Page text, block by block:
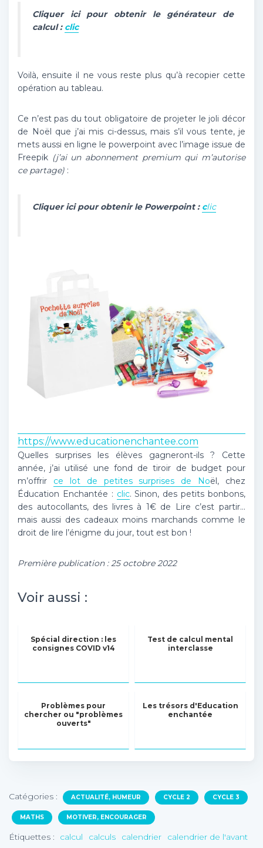
Cliquer ici pour obtenir le générateur de
calcul : clic
Voilà, ensuite il ne vous reste plus qu’à recopier cette
opération au tableau.
Ce n’est pas du tout obligatoire de projeter le joli décor
de Noël que j’ai mis ci-dessus, mais s’il vous tente, je
mets aussi en ligne le powerpoint avec l’image issue de
Freepik (j’ai un abonnement premium qui m’autorise
ce partage) :
Cliquer ici pour obtenir le Powerpoint : clic
https://www.educationenchantee.com
Quelles surprises les élèves gagneront-ils ? Cette
année, j’ai utilisé une fond de tiroir de budget pour
m’offrir ce lot de petites surprises de Noël, chez
Éducation Enchantée : clic. Sinon, des petits bonbons,
des autocollants, des livres à 1€ de Lire c’est partir…
mais aussi des cadeaux moins marchands comme le
droit de lire l’énigme du jour, tout est bon !
Première publication : 25 octobre 2022
Voir aussi :
Spécial direction : les
consignes COVID v14
Test de calcul mental
interclasse
Problèmes pour
chercher ou "problèmes
ouverts"
Les trésors d'Education
enchantée
Catégories : ACTUALITÉ, HUMEUR CYCLE 2 CYCLE 3
MATHS MOTIVER, ENCOURAGER
Étiquettes : calcul calculs calendrier
calendrier de l'avant